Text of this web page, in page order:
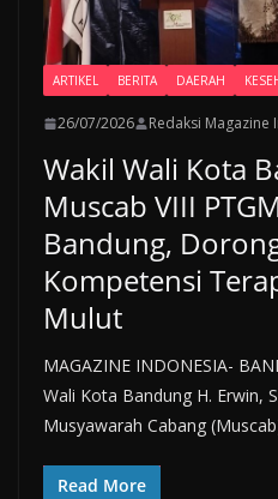
ARTIKEL BERITA DAERAH
26/07/2026 Redaksi Magazine
Wakil Wali Kota
Muscab VIII
Bandung,
Kompetensi
Mulut
MAGAZINE INDONESIA-
Wali Kota Bandung H. Erwin,
Musyawarah Cabang
Read More